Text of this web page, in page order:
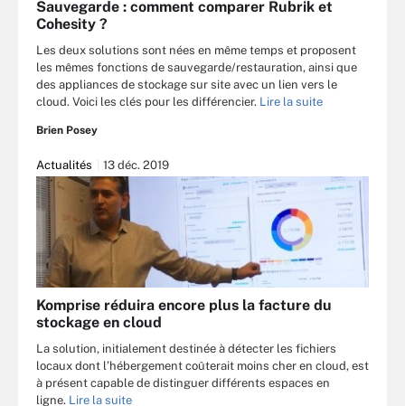
Sauvegarde : comment comparer Rubrik et
Cohesity ?
Les deux solutions sont nées en même temps et proposent
les mêmes fonctions de sauvegarde/restauration, ainsi que
des appliances de stockage sur site avec un lien vers le
cloud. Voici les clés pour les différencier. Lire la suite
Brien Posey
Actualités 13 déc. 2019
Komprise réduira encore plus la facture du
stockage en cloud
La solution, initialement destinée à détecter les fichiers
locaux dont l’hébergement coûterait moins cher en cloud, est
à présent capable de distinguer différents espaces en
ligne. Lire la suite